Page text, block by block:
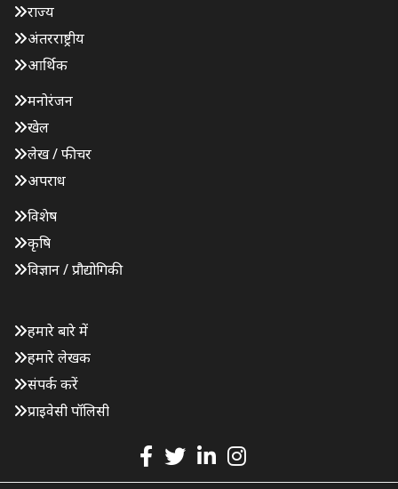
राज्य
अंतरराष्ट्रीय
आर्थिक
मनोरंजन
खेल
लेख / फीचर
अपराध
विशेष
कृषि
विज्ञान / प्रौद्योगिकी
हमारे बारे में
हमारे लेखक
संपर्क करें
प्राइवेसी पॉलिसी